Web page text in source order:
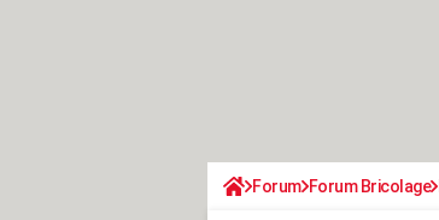
Forum Forum Bricolage